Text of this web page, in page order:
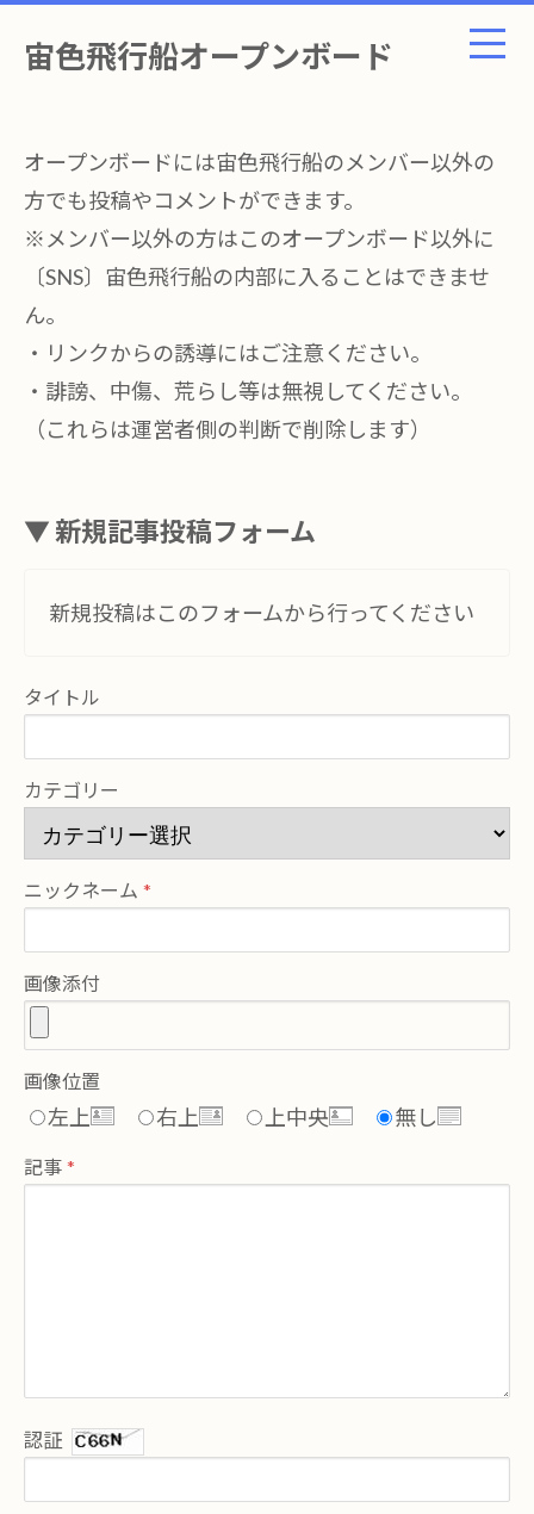
宙色飛行船オープンボード
オープンボードには宙色飛行船のメンバー以外の
方でも投稿やコメントができます。
※メンバー以外の方はこのオープンボード以外に
〔SNS〕宙色飛行船の内部に入ることはできませ
ん。
・リンクからの誘導にはご注意ください。
・誹謗、中傷、荒らし等は無視してください。
（これらは運営者側の判断で削除します）
▼ 新規記事投稿フォーム
新規投稿はこのフォームから行ってください
タイトル
カテゴリー
ニックネーム
画像添付
画像位置
左上 右上 上中央 無し
記事
認証